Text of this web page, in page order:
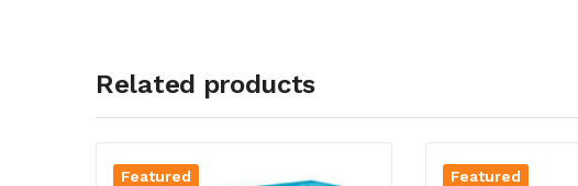
Related products
Featured Featured